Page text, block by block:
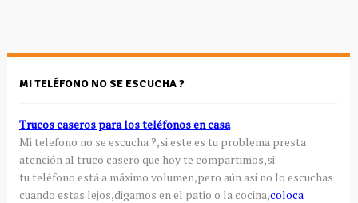
MI TELÉFONO NO SE ESCUCHA ?
Trucos caseros para los teléfonos en casa
Mi telefono no se escucha ?,si este es tu problema presta
atención al truco casero que hoy te compartimos,si
tu teléfono está a máximo volumen,pero aún asi no lo escuchas
cuando estas lejos,digamos en el patio o la cocina,coloca